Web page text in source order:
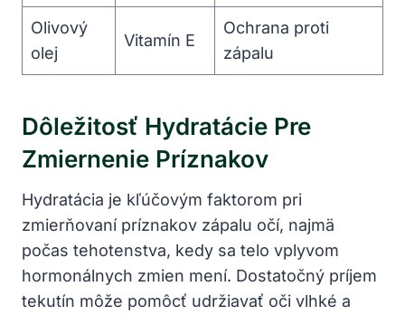
Olivový
olej
Vitamín⁢ E
Ochrana proti
zápalu
Dôležitosť ⁤hydratácie ⁤pre
Zmiernenie Príznakov
Hydratácia je⁣ kľúčovým‍ faktorom pri
zmierňovaní príznakov zápalu očí, najmä​
počas⁣ tehotenstva, kedy sa⁢ telo vplyvom
hormonálnych zmien mení. ⁢Dostatočný príjem
‌tekutín môže pomôcť udržiavať⁢ oči vlhké⁤ a⁢